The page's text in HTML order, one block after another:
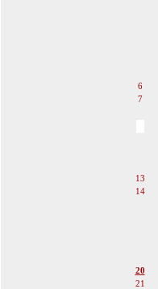
6
7
13
14
20
21